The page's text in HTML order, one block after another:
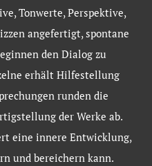
Tonwerte, Perspektive,
angefertigt, spontane
den Dialog zu
erhält Hilfestellung
runden die
der Werke ab.
eine innere Entwicklung,
und bereichern kann.